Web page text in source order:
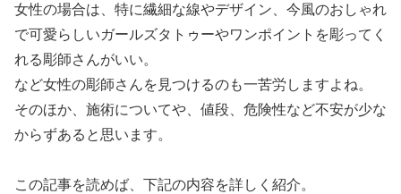
女性の場合は、特に繊細な線やデザイン、今風のおしゃれ
で可愛らしいガールズタトゥーやワンポイントを彫ってく
れる彫師さんがいい。
など女性の彫師さんを見つけるのも一苦労しますよね。
そのほか、施術についてや、値段、危険性など不安が少な
からずあると思います。
この記事を読めば、下記の内容を詳しく紹介。